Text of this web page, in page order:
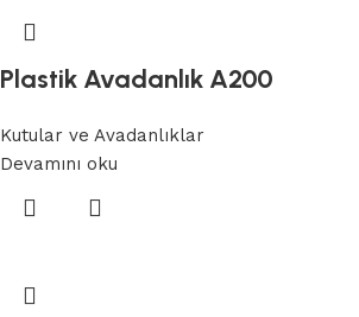
Plastik Avadanlık A200
Kutular ve Avadanlıklar
Devamını oku